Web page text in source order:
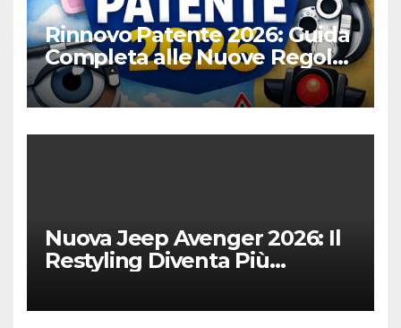
Rinnovo Patente 2026: Guida
Completa alle Nuove Regole,
Digitalizzazione e Costi
Nuova Jeep Avenger 2026: Il
Restyling Diventa Più
Fedele al DNA Off-Road